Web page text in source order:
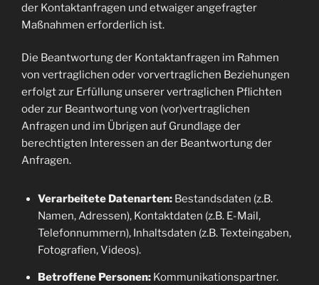
der Kontaktanfragen und etwaiger angefragter
Maßnahmen erforderlich ist.
Die Beantwortung der Kontaktanfragen im Rahmen
von vertraglichen oder vorvertraglichen Beziehungen
erfolgt zur Erfüllung unserer vertraglichen Pflichten
oder zur Beantwortung von (vor)vertraglichen
Anfragen und im Übrigen auf Grundlage der
berechtigten Interessen an der Beantwortung der
Anfragen.
Verarbeitete Datenarten:Bestandsdaten (z.B.
Namen, Adressen), Kontaktdaten (z.B. E-Mail,
Telefonnummern), Inhaltsdaten (z.B. Texteingaben,
Fotografien, Videos).
Betroffene Personen:Kommunikationspartner.